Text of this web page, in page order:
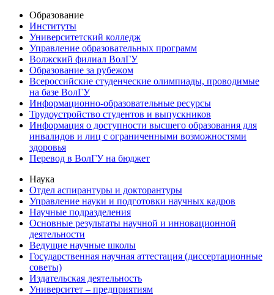
Образование
Институты
Университетский колледж
Управление образовательных программ
Волжский филиал ВолГУ
Образование за рубежом
Всероссийские студенческие олимпиады, проводимые
на базе ВолГУ
Информационно-образовательные ресурсы
Трудоустройство студентов и выпускников
Информация о доступности высшего образования для
инвалидов и лиц с ограниченными возможностями
здоровья
Перевод в ВолГУ на бюджет
Наука
Отдел аспирантуры и докторантуры
Управление науки и подготовки научных кадров
Научные подразделения
Основные результаты научной и инновационной
деятельности
Ведущие научные школы
Государственная научная аттестация (диссертационные
советы)
Издательская деятельность
Университет – предприятиям